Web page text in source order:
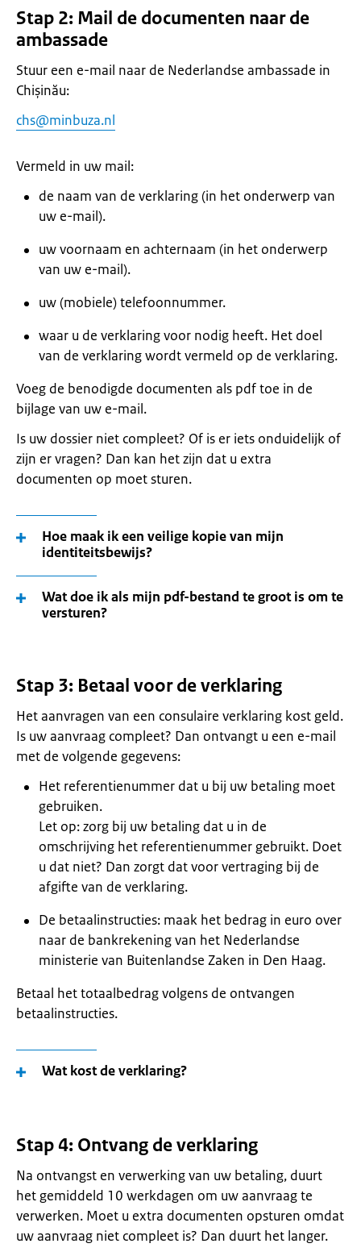
Stap 2: Mail de documenten naar de
ambassade
Stuur een e-mail naar de Nederlandse ambassade in
Chișinău:
chs@minbuza.nl
Vermeld in uw mail:
de naam van de verklaring (in het onderwerp van
uw e-mail).
uw voornaam en achternaam (in het onderwerp
van uw e-mail).
uw (mobiele) telefoonnummer.
waar u de verklaring voor nodig heeft. Het doel
van de verklaring wordt vermeld op de verklaring.
Voeg de benodigde documenten als pdf toe in de
bijlage van uw e-mail.
Is uw dossier niet compleet? Of is er iets onduidelijk of
zijn er vragen? Dan kan het zijn dat u extra
documenten op moet sturen.
Hoe maak ik een veilige kopie van mijn
identiteitsbewijs?
Wat doe ik als mijn pdf-bestand te groot is om te
versturen?
Stap 3: Betaal voor de verklaring
Het aanvragen van een consulaire verklaring kost geld.
Is uw aanvraag compleet? Dan ontvangt u een e-mail
met de volgende gegevens:
Het referentienummer dat u bij uw betaling moet
gebruiken.
Let op: zorg bij uw betaling dat u in de
omschrijving het referentienummer gebruikt. Doet
u dat niet? Dan zorgt dat voor vertraging bij de
afgifte van de verklaring.
De betaalinstructies: maak het bedrag in euro over
naar de bankrekening van het Nederlandse
ministerie van Buitenlandse Zaken in Den Haag.
Betaal het totaalbedrag volgens de ontvangen
betaalinstructies.
Wat kost de verklaring?
Stap 4: Ontvang de verklaring
Na ontvangst en verwerking van uw betaling, duurt
het gemiddeld 10 werkdagen om uw aanvraag te
verwerken. Moet u extra documenten opsturen omdat
uw aanvraag niet compleet is? Dan duurt het langer.